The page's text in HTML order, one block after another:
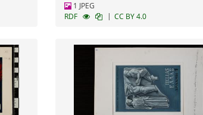
1 JPEG
RDF
| CC BY 4.0